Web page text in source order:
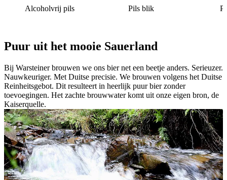
Alcoholvrij pils Pils blik
Puur uit het mooie Sauerland
Bij Warsteiner brouwen we ons bier net een beetje anders. Serieuzer.
Nauwkeuriger. Met Duitse precisie. We brouwen volgens het Duitse
Reinheitsgebot. Dit resulteert in heerlijk puur bier zonder
toevoegingen. Het zachte brouwwater komt uit onze eigen bron, de
Kaiserquelle.